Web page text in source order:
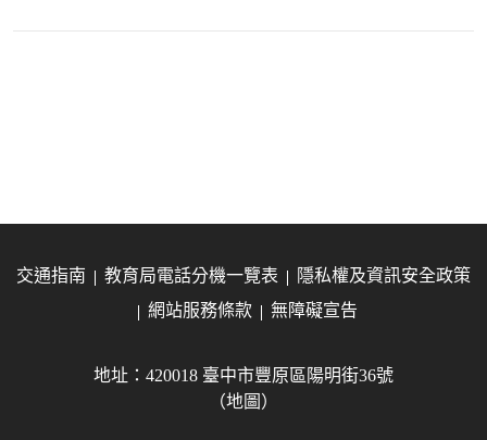
交通指南 教育局電話分機一覽表
隱私權及資訊安全政策
網站服務條款
無障礙宣告
地址：420018 臺中市豐原區陽明街36號
（地圖）